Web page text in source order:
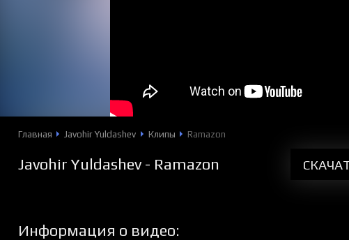
Главная Javohir Yuldashev Клипы Ramazon
Javohir Yuldashev - Ramazon
Информация о видео: